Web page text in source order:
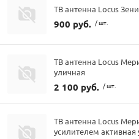
ТВ антенна Locus
900 руб. / шт.
ТВ антенна Locus
уличная
2 100 руб. / шт.
ТВ антенна Locus
усилителем активная